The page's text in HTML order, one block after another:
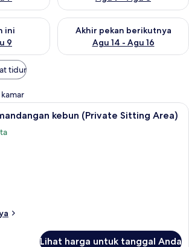
ini
9
untuk akhir pekan ini Agu 7 - Agu 9
Akhir pekan berikutnya
Agu 14 - Agu 16
Periksa ketersediaan untuk
tidur
Seprai Frette Italia, seprai premium,
kebun (Private Sitting Area)
Lihat harga untuk tanggal Anda